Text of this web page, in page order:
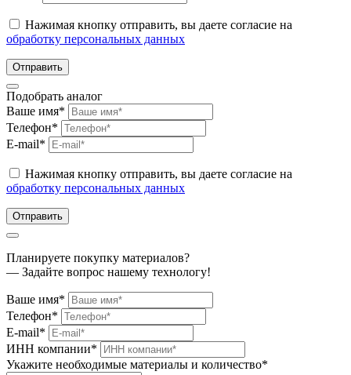
Нажимая кнопку отправить, вы даете согласие на
обработку персональных данных
Отправить
Подобрать аналог
Ваше имя*
Телефон*
E-mail*
Нажимая кнопку отправить, вы даете согласие на
обработку персональных данных
Отправить
Планируете покупку материалов?
— Задайте вопрос нашему технологу!
Ваше имя*
Телефон*
E-mail*
ИНН компании*
Укажите необходимые материалы и количество*